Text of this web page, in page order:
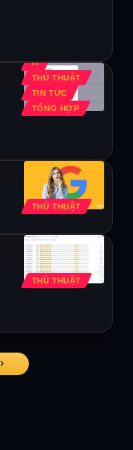
IT
THỦ THUẬT
TIN TỨC
TỔNG HỢP
THỦ THUẬT
THỦ THUẬT